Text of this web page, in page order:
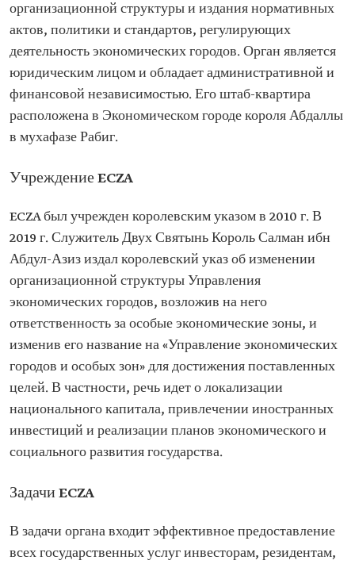
организационной структуры и издания нормативных
актов, политики и стандартов, регулирующих
деятельность экономических городов. Орган является
юридическим лицом и обладает административной и
финансовой независимостью. Его штаб-квартира
расположена в Экономическом городе короля Абдаллы
в мухафазе Рабиг.
Учреждение ECZA
ECZA был учрежден королевским указом в 2010 г. В
2019 г. Служитель Двух Святынь Король Салман ибн
Абдул-Азиз издал королевский указ об изменении
организационной структуры Управления
экономических городов, возложив на него
ответственность за особые экономические зоны, и
изменив его название на «Управление экономических
городов и особых зон» для достижения поставленных
целей. В частности, речь идет о локализации
национального капитала, привлечении иностранных
инвестиций и реализации планов экономического и
социального развития государства.
Задачи ECZA
В задачи органа входит эффективное предоставление
всех государственных услуг инвесторам, резидентам,